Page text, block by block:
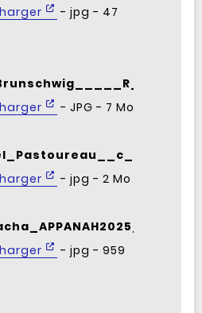
- jpg - 47
- JPG - 7 Mo
- jpg - 2 Mo
- jpg - 959